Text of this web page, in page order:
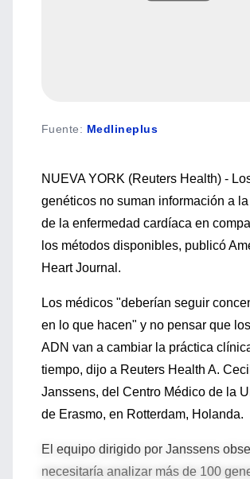
Fuente: Medlineplus
NUEVA YORK (Reuters Health) -
genéticos no suman información a
de la enfermedad cardíaca en
los métodos disponibles, publicó
Heart Journal.
Los médicos "deberían seguir
en lo que hacen" y no pensar que
ADN van a cambiar la práctica
tiempo, dijo a Reuters Health A.
Janssens, del Centro Médico de la
de Erasmo, en Rotterdam, Holanda.
El equipo dirigido por Janssens
necesitaría analizar más de 100